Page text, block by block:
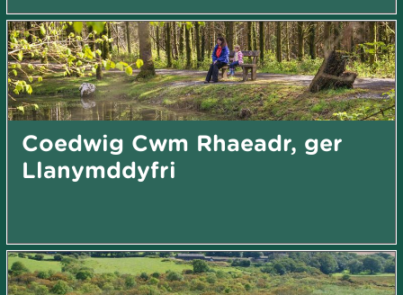
Coedwig Cwm Rhaeadr, ger
Llanymddyfri